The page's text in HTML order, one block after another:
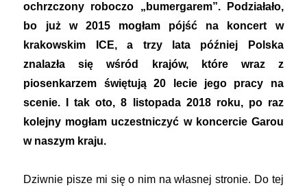
ochrzczony roboczo „bumergarem”. Podziałało,
bo już w 2015 mogłam pójść na koncert w
krakowskim ICE, a trzy lata później Polska
znalazła się wśród krajów, które wraz z
piosenkarzem świętują 20 lecie jego pracy na
scenie. I tak oto, 8 listopada 2018 roku, po raz
kolejny mogłam uczestniczyć w koncercie Garou
w naszym kraju.
Dziwnie pisze mi się o nim na własnej stronie. Do tej